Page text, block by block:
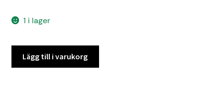
1 i lager
OCTAVIA
Lägg till i varukorg